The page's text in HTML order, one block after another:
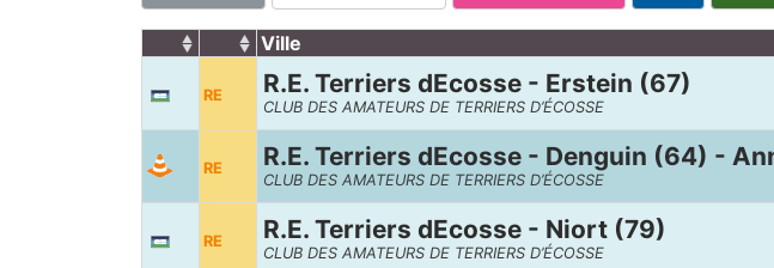
Ville
RE R.E. Terriers dEcosse - Erstein (67)
CLUB DES AMATEURS DE TERRIERS D’ÉCOSSE
RE R.E. Terriers dEcosse - Denguin (64) -
CLUB DES AMATEURS DE TERRIERS D’ÉCOSSE
RE R.E. Terriers dEcosse - Niort (79)
CLUB DES AMATEURS DE TERRIERS D’ÉCOSSE